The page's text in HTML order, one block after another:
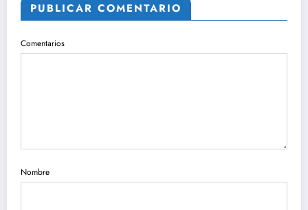
PUBLICAR COMENTARIO
Comentarios
Nombre